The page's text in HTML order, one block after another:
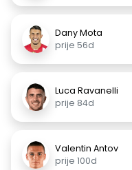
Dany Mota
prije 56d
Luca Ravanelli
prije 84d
Valentin Antov
prije 100d